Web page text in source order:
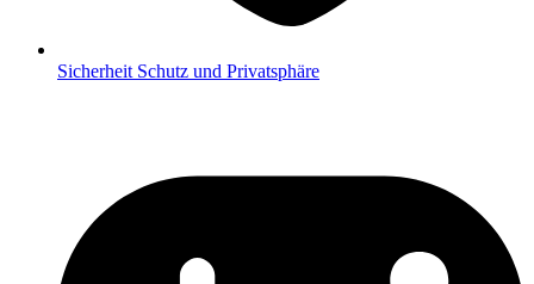
Sicherheit Schutz und Privatsphäre